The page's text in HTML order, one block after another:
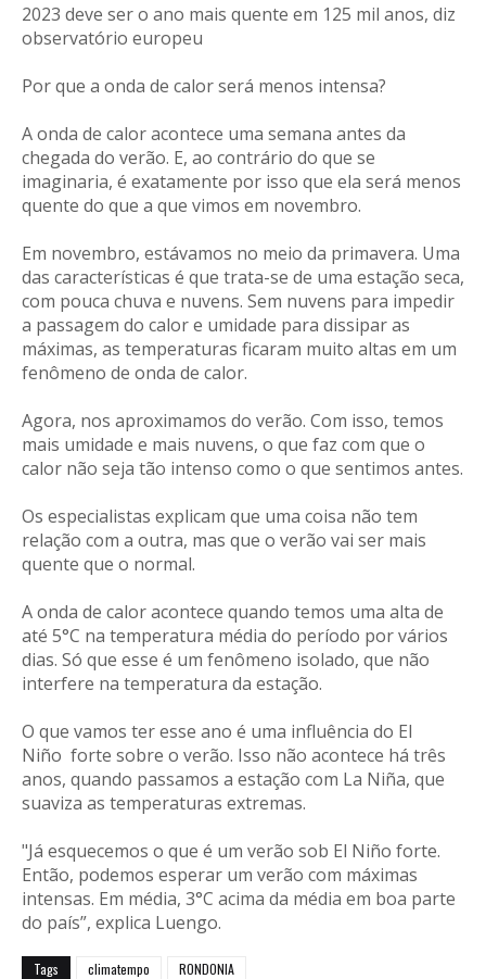
2023 deve ser o ano mais quente em 125 mil anos, diz
observatório europeu
Por que a onda de calor será menos intensa?
A onda de calor acontece uma semana antes da
chegada do verão. E, ao contrário do que se
imaginaria, é exatamente por isso que ela será menos
quente do que a que vimos em novembro.
Em novembro, estávamos no meio da primavera. Uma
das características é que trata-se de uma estação seca,
com pouca chuva e nuvens. Sem nuvens para impedir
a passagem do calor e umidade para dissipar as
máximas, as temperaturas ficaram muito altas em um
fenômeno de onda de calor.
Agora, nos aproximamos do verão. Com isso, temos
mais umidade e mais nuvens, o que faz com que o
calor não seja tão intenso como o que sentimos antes.
Os especialistas explicam que uma coisa não tem
relação com a outra, mas que o verão vai ser mais
quente que o normal.
A onda de calor acontece quando temos uma alta de
até 5°C na temperatura média do período por vários
dias. Só que esse é um fenômeno isolado, que não
interfere na temperatura da estação.
O que vamos ter esse ano é uma influência do El
Niño forte sobre o verão. Isso não acontece há três
anos, quando passamos a estação com La Niña, que
suaviza as temperaturas extremas.
"Já esquecemos o que é um verão sob El Niño forte.
Então, podemos esperar um verão com máximas
intensas. Em média, 3°C acima da média em boa parte
do país”, explica Luengo.
Tags climatempo RONDONIA